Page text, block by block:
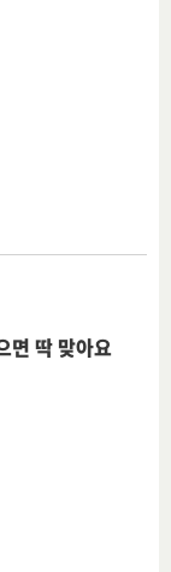
면 딱 맞아요